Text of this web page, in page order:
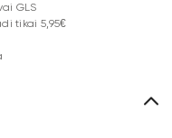
GLS
tikai 5,95€